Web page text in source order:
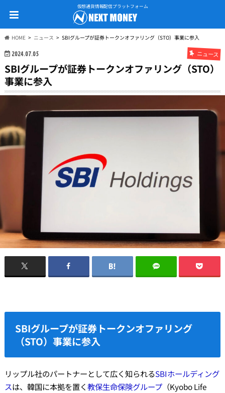
仮想通貨情報配信プラットフォーム
HOME ニュース SBIグループが証券トークンオファリング（STO）事業に参入
2024.07.05 ニュース
SBIグループが証券トークンオファリング（STO）
事業に参入
SBIグループが証券トークンオファリング
（STO）事業に参入
リップル社のパートナーとして広く知られるSBIホールディング
スは、韓国に本拠を置く教保生命保険グループ（Kyobo Life